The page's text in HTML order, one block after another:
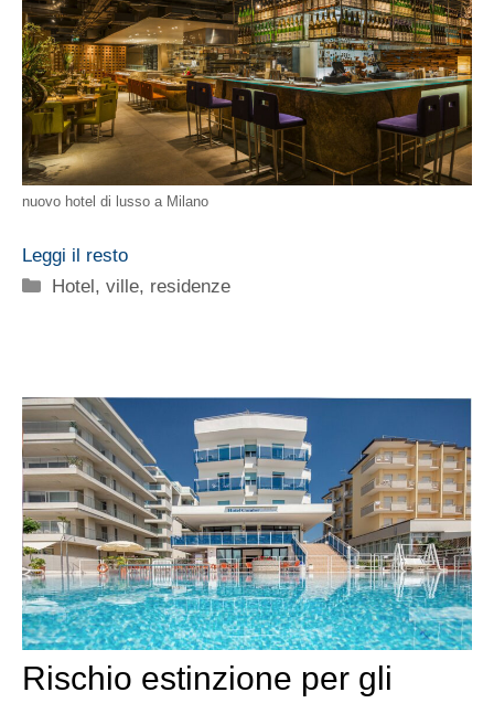
nuovo hotel di lusso a Milano
Leggi il resto
Categorie
Hotel, ville, residenze
Rischio estinzione per gli